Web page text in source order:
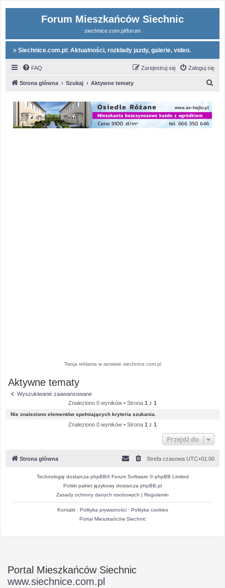
Forum Mieszkańców Siechnic
siechnice.com.pl/forum
Siechnice.com.pl: Aktualności, rozkłady jazdy, galerie, video.
FAQ Zaloguj się
Zarejestruj się
Strona główna Szukaj Aktywne tematy
Twoja reklama w serwisie siechnice.com.pl
Aktywne tematy
Wyszukiwanie zaawansowane
Znaleziono 0 wyników • Strona 1 z 1
Nie znaleziono elementów spełniających kryteria szukania.
Znaleziono 0 wyników • Strona 1 z 1
Przejdź do
Strona główna Strefa czasowa UTC+01:00
Technologię dostarcza phpBB® Forum Software © phpBB Limited
Polski pakiet językowy dostarcza phpBB.pl
Zasady ochrony danych osobowych | Regulamin
Kontakt· Polityka prywatności· Polityka cookies
Portal Mieszkańców Siechnic
Portal Mieszkańców Siechnic
www.siechnice.com.pl